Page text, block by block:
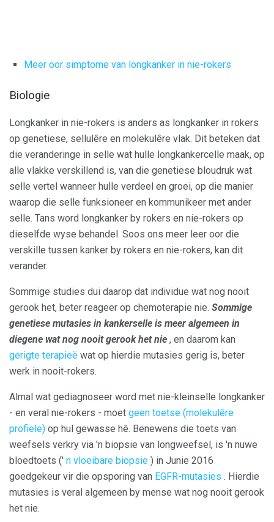
Meer oor simptome van longkanker in nie-rokers
Biologie
Longkanker in nie-rokers is anders as longkanker in rokers
op genetiese, sellulêre en molekulêre vlak. Dit beteken dat
die veranderinge in selle wat hulle longkankercelle maak, op
alle vlakke verskillend is, van die genetiese bloudruk wat
selle vertel wanneer hulle verdeel en groei, op die manier
waarop die selle funksioneer en kommunikeer met ander
selle. Tans word longkanker by rokers en nie-rokers op
dieselfde wyse behandel. Soos ons meer leer oor die
verskille tussen kanker by rokers en nie-rokers, kan dit
verander.
Sommige studies dui daarop dat individue wat nog nooit
gerook het, beter reageer op chemoterapie nie. Sommige
genetiese mutasies in kankerselle is meer algemeen in
diegene wat nog nooit gerook het nie , en daarom kan
gerigte terapieë wat op hierdie mutasies gerig is, beter
werk in nooit-rokers.
Almal wat gediagnoseer word met nie-kleinselle longkanker
- en veral nie-rokers - moet geen toetse (molekulêre
profiele) op hul gewasse hê. Benewens die toets van
weefsels verkry via 'n biopsie van longweefsel, is 'n nuwe
bloedtoets (' n vloeibare biopsie ) in Junie 2016
goedgekeur vir die opsporing van EGFR-mutasies . Hierdie
mutasies is veral algemeen by mense wat nog nooit gerook
het nie.